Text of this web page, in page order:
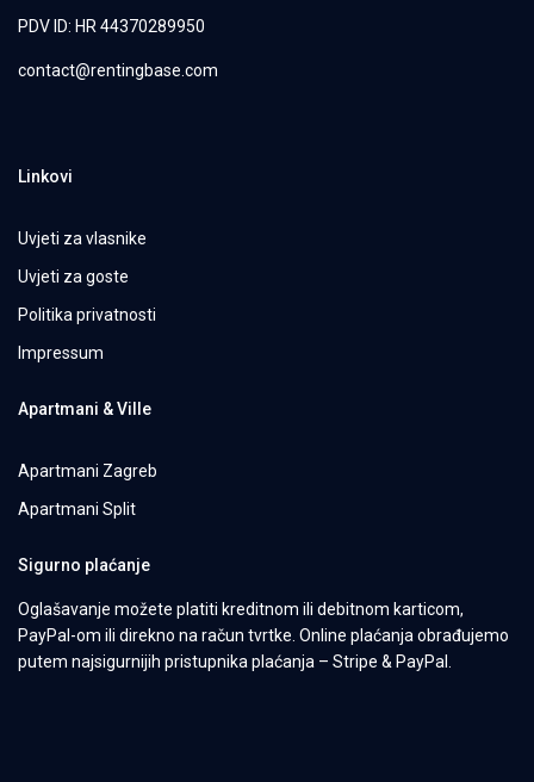
PDV ID: HR 44370289950
contact@rentingbase.com
Linkovi
Uvjeti za vlasnike
Uvjeti za goste
Politika privatnosti
Impressum
Apartmani & Ville
Apartmani Zagreb
Apartmani Split
Sigurno plaćanje
Oglašavanje možete platiti kreditnom ili debitnom karticom,
PayPal-om ili direkno na račun tvrtke. Online plaćanja obrađujemo
putem najsigurnijih pristupnika plaćanja – Stripe & PayPal.